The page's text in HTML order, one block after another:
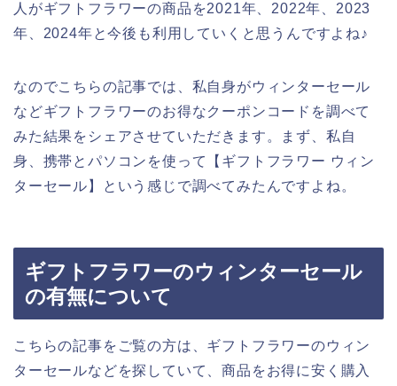
人がギフトフラワーの商品を2021年、2022年、2023
年、2024年と今後も利用していくと思うんですよね♪
なのでこちらの記事では、私自身がウィンターセール
などギフトフラワーのお得なクーポンコードを調べて
みた結果をシェアさせていただきます。まず、私自
身、携帯とパソコンを使って【ギフトフラワー ウィン
ターセール】という感じで調べてみたんですよね。
ギフトフラワーのウィンターセール
の有無について
こちらの記事をご覧の方は、ギフトフラワーのウィン
ターセールなどを探していて、商品をお得に安く購入